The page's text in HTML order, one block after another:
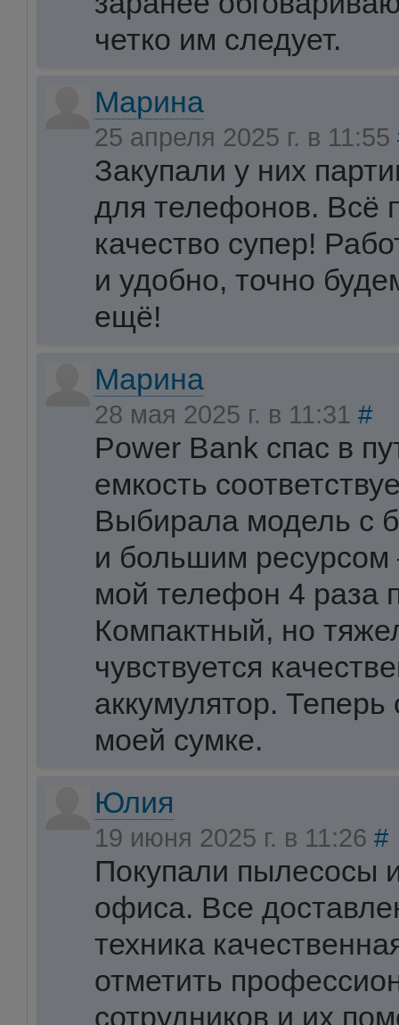
четко им следует.
Марина
25 апреля 2025 г. в 11:55
Закупали у них
для телефонов. Всё
качество супер!
и удобно, точно
ещё!
Марина
28 мая 2025 г. в 11:31 #
Power Bank спас в
емкость
Выбирала модель с
и большим ресурсом
мой телефон 4 раза
Компактный, но
чувствуется
аккумулятор. Теперь
моей сумке.
Юлия
19 июня 2025 г. в 11:26 #
Покупали пылесосы
офиса. Все
техника
отметить
сотрудников и их